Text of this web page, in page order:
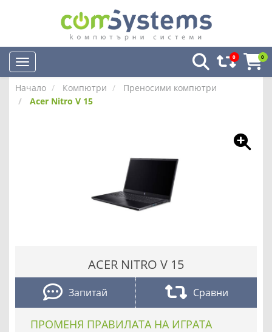
0 0
Начало Компютри
Преносими компютри
Acer Nitro V 15
ACER NITRO V 15
Запитай Сравни
ПРОМЕНЯ ПРАВИЛАТА НА ИГРАТА